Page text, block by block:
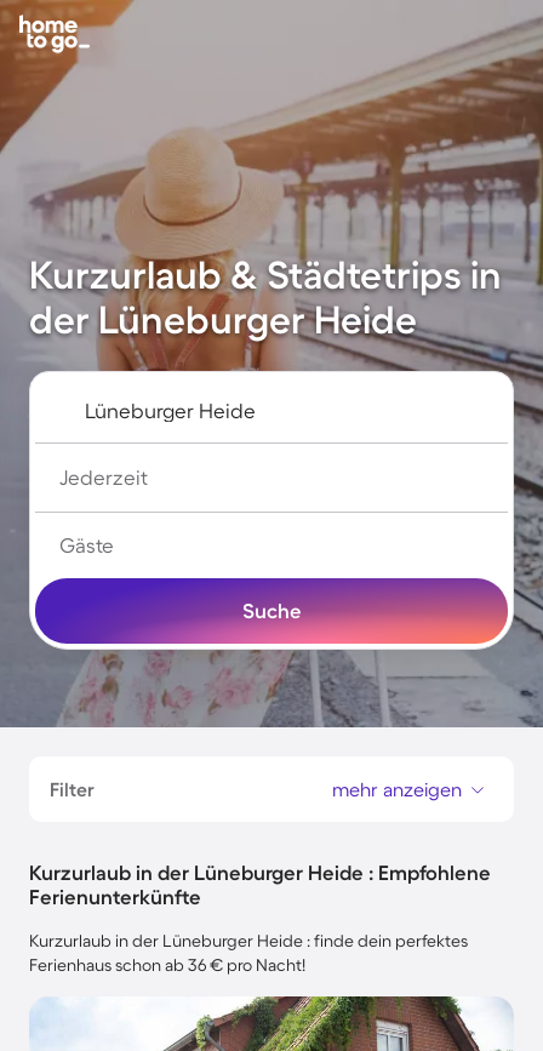
Kurzurlaub & Städtetrips in
der Lüneburger Heide
Jederzeit
Gäste
Suche
Filter mehr anzeigen
Kurzurlaub in der Lüneburger Heide : Empfohlene
Ferienunterkünfte
Kurzurlaub in der Lüneburger Heide : finde dein perfektes
Ferienhaus schon ab 36 € pro Nacht!